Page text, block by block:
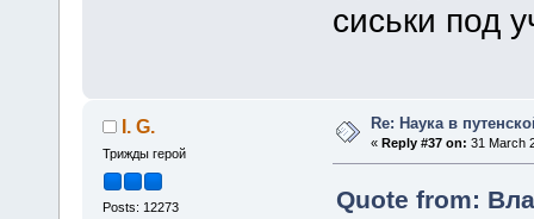
сиськи под
I. G.
Трижды герой
Posts: 12273
Re: Наука в
«Reply #37 on: 31 March
Quote from: